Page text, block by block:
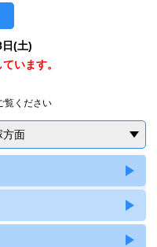
(土)
います。
覧ください
面